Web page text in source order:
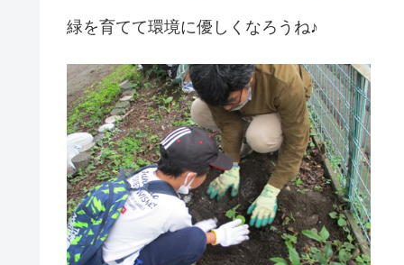
緑を育てて環境に優しくなろうね♪